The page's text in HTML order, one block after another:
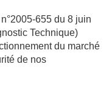
655 du 8 juin
Technique)
du marché
de nos